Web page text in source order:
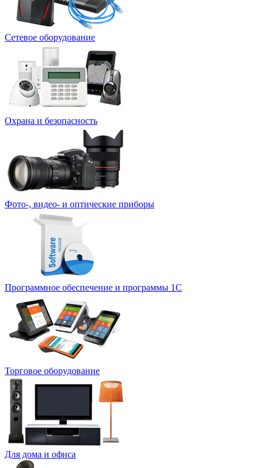
Сетевое оборудование
Охрана и безопасность
Фото-, видео- и оптические приборы
Программное обеспечение и программы 1С
Торговое оборудование
Для дома и офиса